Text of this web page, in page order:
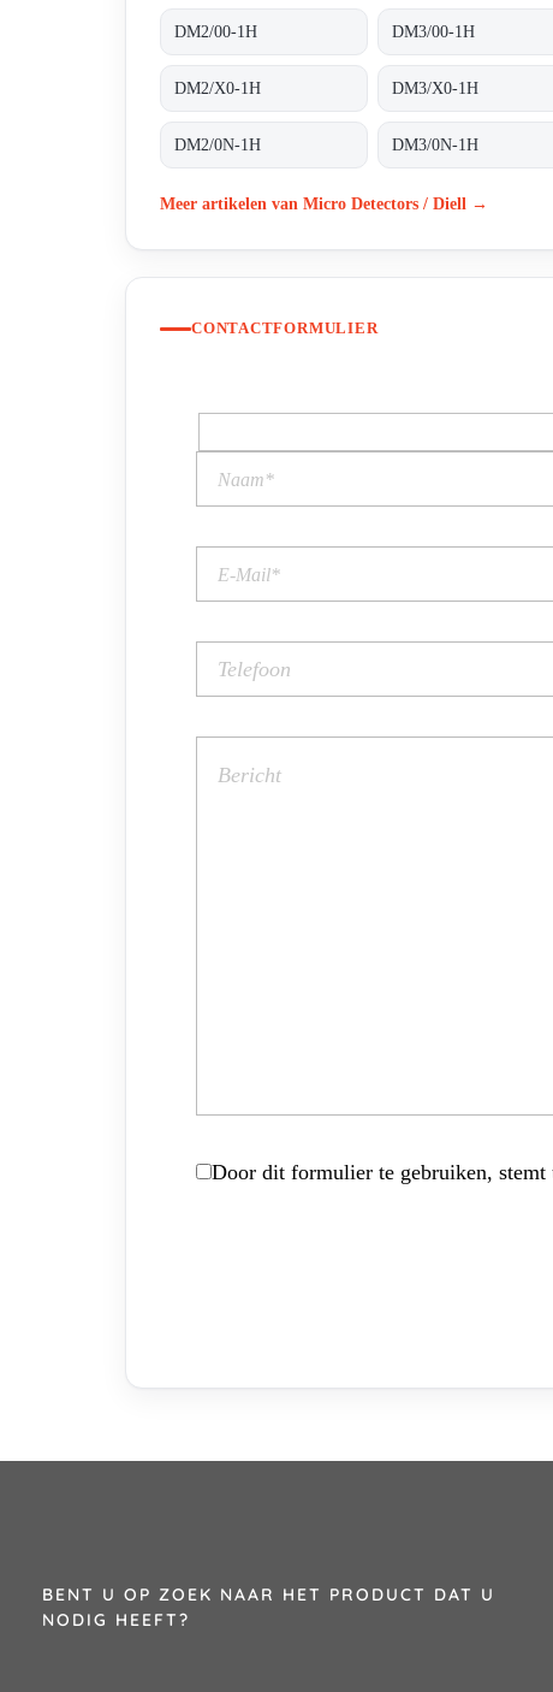
DM2/00-1H DM3/00-1H
DM2/X0-1H DM3/X0-1H
DM2/0N-1H DM3/0N-1H
Meer artikelen van Micro Detectors / Diell →
CONTACTFORMULIER
Door dit formulier te gebruiken, stemt
BENT U OP ZOEK NAAR HET PRODUCT DAT U
NODIG HEEFT?